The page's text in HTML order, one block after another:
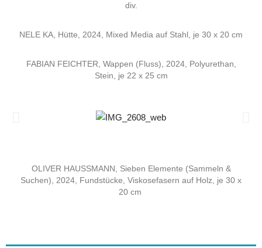
div.
NELE KA, Hütte, 2024, Mixed Media auf Stahl, je 30 x 20 cm
FABIAN FEICHTER, Wappen (Fluss), 2024, Polyurethan,
Stein, je 22 x 25 cm
OLIVER HAUSSMANN, Sieben Elemente (Sammeln &
Suchen), 2024, Fundstücke, Viskosefasern auf Holz, je 30 x
20 cm